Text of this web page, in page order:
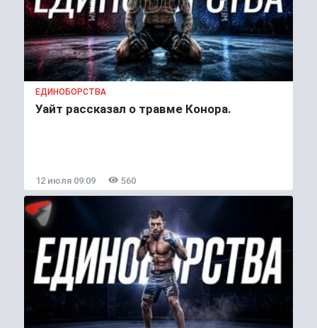
ЕДИНОБОРСТВА
Уайт рассказал о травме Конора.
12 июля 09:09 560